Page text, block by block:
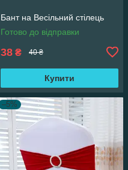
Бант на Весільний стілець
Готово до відправки
38 ₴ 40 ₴
Купити
–5%